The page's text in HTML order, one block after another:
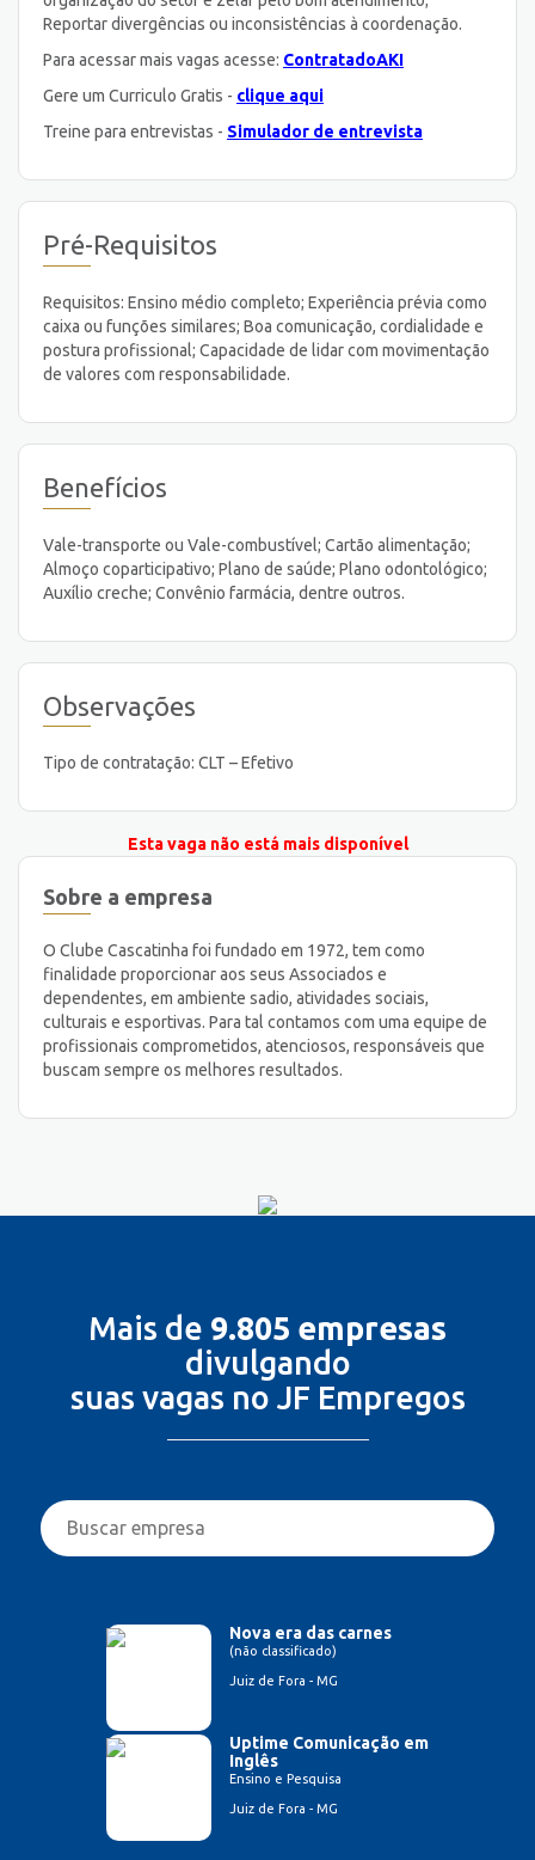
Reportar divergências ou inconsistências à coordenação.
Para acessar mais vagas acesse: ContratadoAKI
Gere um Curriculo Gratis - clique aqui
Treine para entrevistas - Simulador de entrevista
Pré-Requisitos
Requisitos: Ensino médio completo; Experiência prévia como
caixa ou funções similares; Boa comunicação, cordialidade e
postura profissional; Capacidade de lidar com movimentação
de valores com responsabilidade.
Benefícios
Vale-transporte ou Vale-combustível; Cartão alimentação;
Almoço coparticipativo; Plano de saúde; Plano odontológico;
Auxílio creche; Convênio farmácia, dentre outros.
Observações
Tipo de contratação: CLT – Efetivo
Esta vaga não está mais disponível
Sobre a empresa
O Clube Cascatinha foi fundado em 1972, tem como
finalidade proporcionar aos seus Associados e
dependentes, em ambiente sadio, atividades sociais,
culturais e esportivas. Para tal contamos com uma equipe de
profissionais comprometidos, atenciosos, responsáveis que
buscam sempre os melhores resultados.
Mais de 9.805 empresas
divulgando
suas vagas no JF Empregos
Nova era das carnes
(não classificado)
Juiz de Fora - MG
Uptime Comunicação em
Inglês
Ensino e Pesquisa
Juiz de Fora - MG